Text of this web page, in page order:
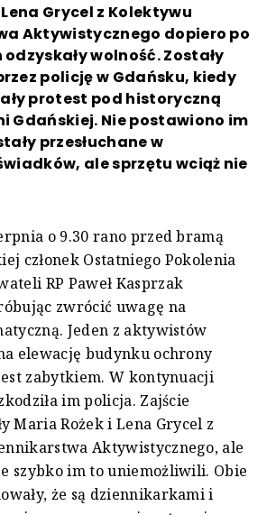
Grycel z Kolektywu
Aktywistycznego dopiero po
wolność. Zostały
policję w Gdańsku, kiedy
protest pod historyczną
Gdańskiej. Nie postawiono im
przesłuchane w
ale sprzętu wciąż nie
o 9.30 rano przed bramą
członek Ostatniego Pokolenia
RP Paweł Kasprzak
zwrócić uwagę na
Jeden z aktywistów
elewację budynku ochrony
zabytkiem. W kontynuacji
im policja. Zajście
Maria Rożek i Lena Grycel z
Aktywistycznego, ale
szybko im to uniemożliwili. Obie
że są dziennikarkami i